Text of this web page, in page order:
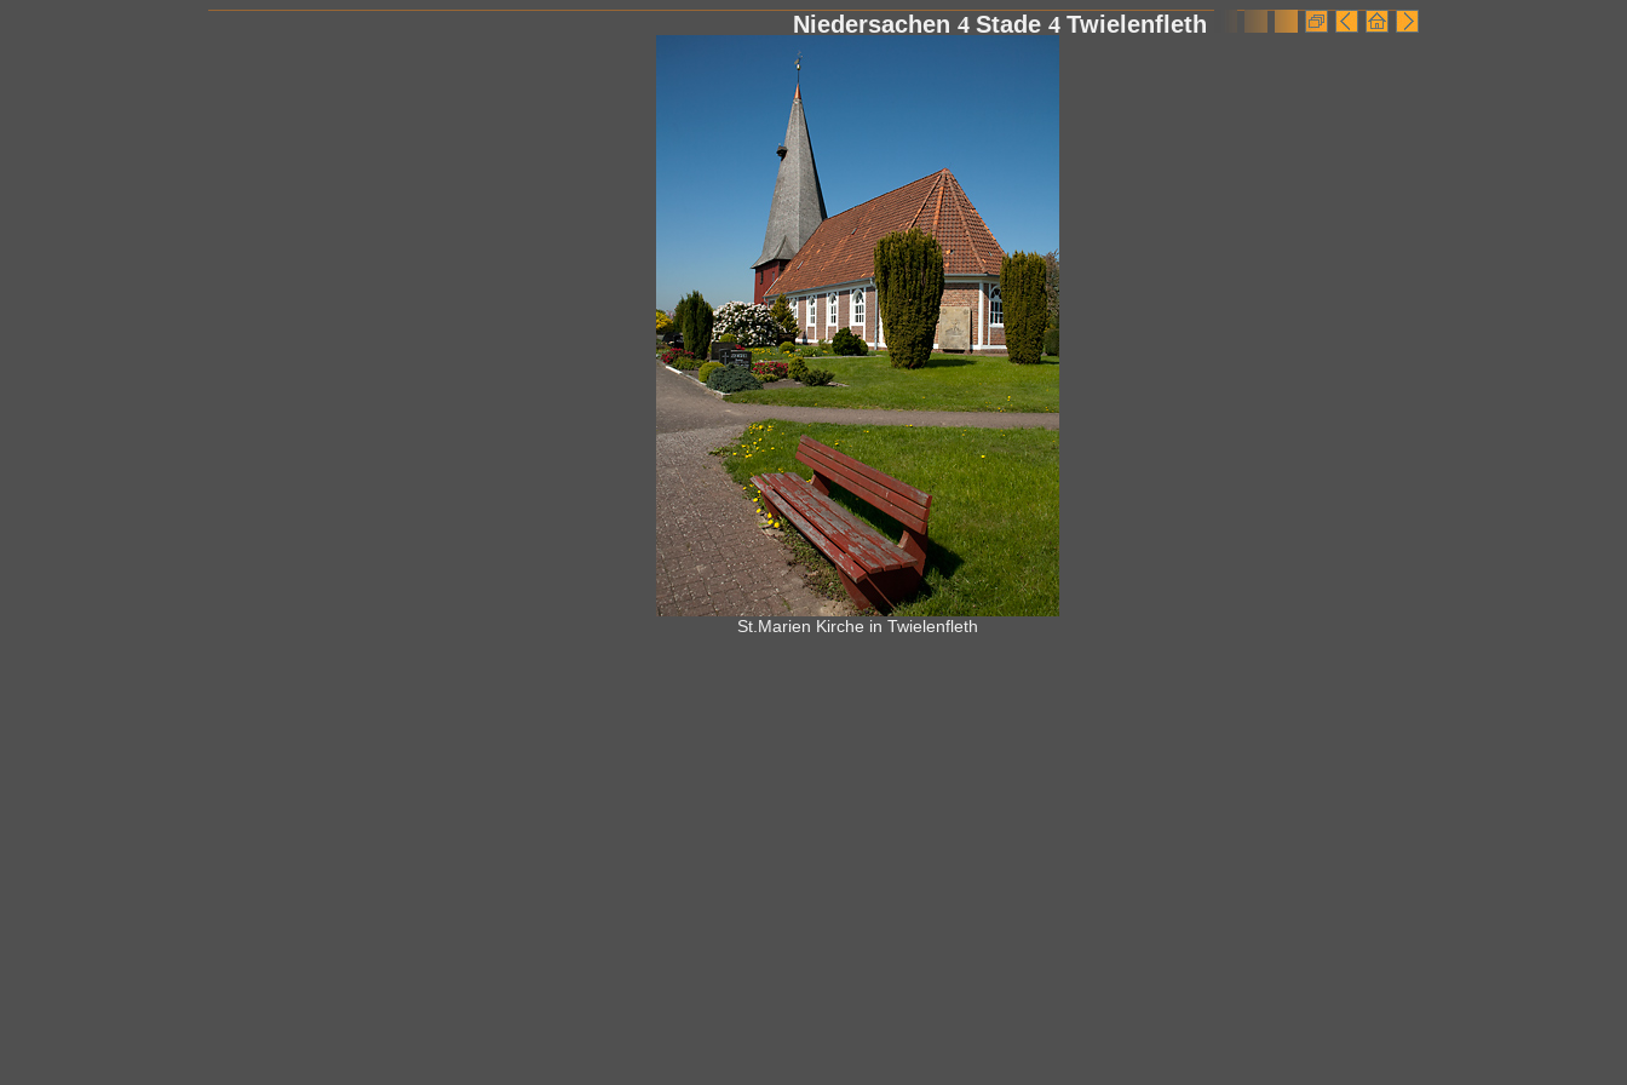
Niedersachen 4 Stade 4 Twielenfleth
St.Marien Kirche in Twielenfleth